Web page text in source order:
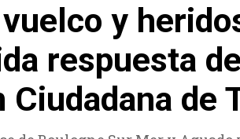
y
respuesta
de